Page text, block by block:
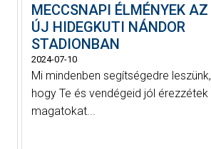
MECCSNAPI ÉLMÉNYEK AZ
ÚJ HIDEGKUTI NÁNDOR
STADIONBAN
2024-07-10
Mi mindenben segítségedre leszünk,
hogy Te és vendégeid jól érezzétek
magatokat...